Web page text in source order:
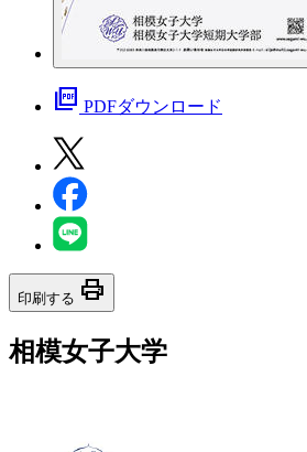
picture_as_pdf PDFダウンロード
印刷する print
相模女子大学